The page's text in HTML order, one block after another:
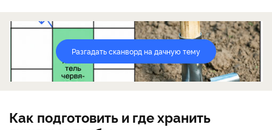
Разгадать сканворд на дачную тему
Как подготовить и где хранить